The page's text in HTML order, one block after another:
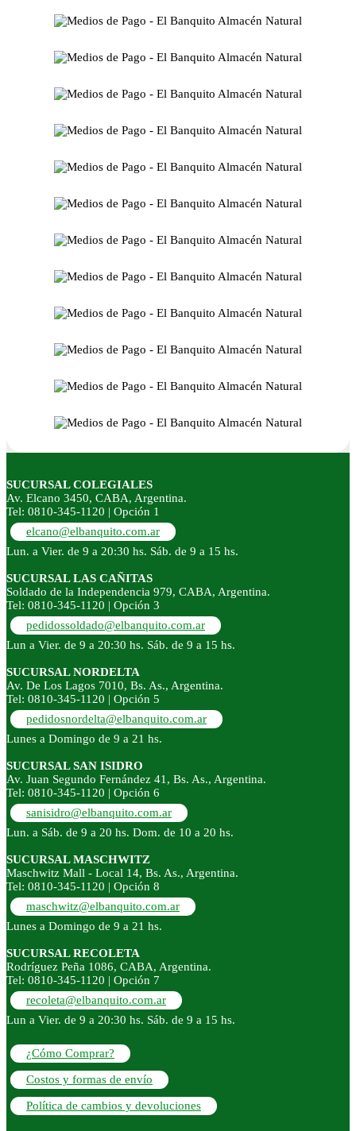
SUCURSAL COLEGIALES
Av. Elcano 3450, CABA, Argentina.
Tel: 0810-345-1120 | Opción 1
elcano@elbanquito.com.ar
Lun. a Vier. de 9 a 20:30 hs. Sáb. de 9 a 15 hs.
SUCURSAL LAS CAÑITAS
Soldado de la Independencia 979, CABA, Argentina.
Tel: 0810-345-1120 | Opción 3
pedidossoldado@elbanquito.com.ar
Lun a Vier. de 9 a 20:30 hs. Sáb. de 9 a 15 hs.
SUCURSAL NORDELTA
Av. De Los Lagos 7010, Bs. As., Argentina.
Tel: 0810-345-1120 | Opción 5
pedidosnordelta@elbanquito.com.ar
Lunes a Domingo de 9 a 21 hs.
SUCURSAL SAN ISIDRO
Av. Juan Segundo Fernández 41, Bs. As., Argentina.
Tel: 0810-345-1120 | Opción 6
sanisidro@elbanquito.com.ar
Lun. a Sáb. de 9 a 20 hs. Dom. de 10 a 20 hs.
SUCURSAL MASCHWITZ
Maschwitz Mall - Local 14, Bs. As., Argentina.
Tel: 0810-345-1120 | Opción 8
maschwitz@elbanquito.com.ar
Lunes a Domingo de 9 a 21 hs.
SUCURSAL RECOLETA
Rodríguez Peña 1086, CABA, Argentina.
Tel: 0810-345-1120 | Opción 7
recoleta@elbanquito.com.ar
Lun a Vier. de 9 a 20:30 hs. Sáb. de 9 a 15 hs.
¿Cómo Comprar?
Costos y formas de envío
Política de cambios y devoluciones